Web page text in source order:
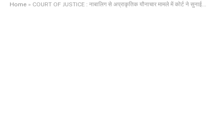
Home » COURT OF JUSTICE : नाबालिग से अप्राकृतिक यौनाचार मामले में कोर्ट ने सुनाई 12 साल की सजा